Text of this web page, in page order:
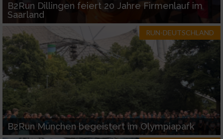
B2Run Dillingen feiert 20 Jahre Firmenlauf im
Saarland
RUN-DEUTSCHLAND
B2Run München begeistert im Olympiapark